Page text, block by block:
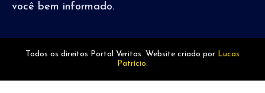
você bem informado.
Todos os direitos Portal Veritas. Website criado por Lucas
Patrício.